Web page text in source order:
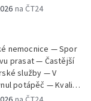
krajských silnic —
vysokým
zásobování vodou
na
— Den židovských
na ČT24
nemocnice — Spor
prasat — Častější
služby — V
potápěč — Kvalita
zeleniny v